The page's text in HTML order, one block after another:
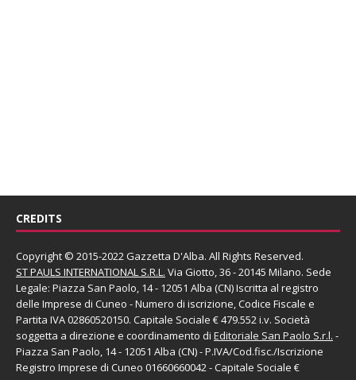
CREDITS
Copyright © 2015-2022 Gazzetta D'Alba. All Rights Reserved.
ST PAULS INTERNATIONAL S.R.L. Via Giotto, 36 - 20145 Milano. Sede
Legale: Piazza San Paolo, 14 - 12051 Alba (CN) Iscritta al registro
delle Imprese di Cuneo - Numero di iscrizione, Codice Fiscale e
Partita IVA 02860520150. Capitale Sociale € 479.552 i.v. Società
soggetta a direzione e coordinamento di Editoriale San Paolo S.r.l. -
Piazza San Paolo, 14 - 12051 Alba (CN) - P.IVA/Cod.fisc./Iscrizione
Registro Imprese di Cuneo 01660660042 - Capitale Sociale €